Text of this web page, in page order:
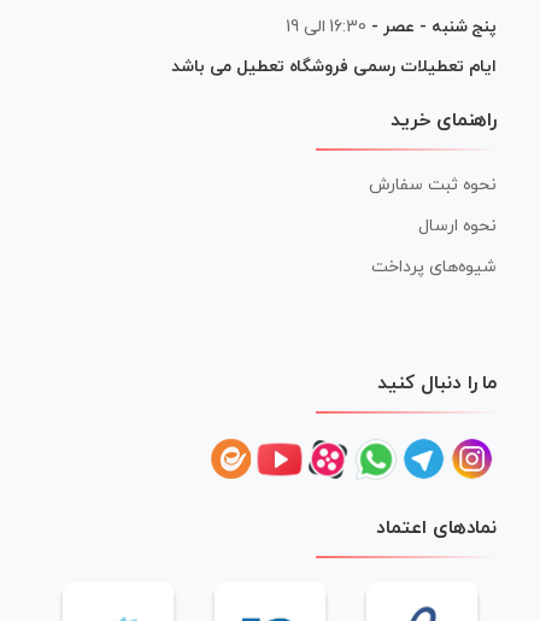
پنج شنبه - عصر - 16:30 الی 19
ایام تعطیلات رسمی فروشگاه تعطیل می باشد
راهنمای خرید
نحوه ثبت سفارش
نحوه ارسال
شیوه‌های پرداخت
ما را دنبال کنید
نمادهای اعتماد